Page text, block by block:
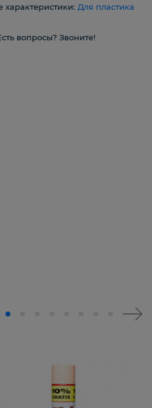
характеристики: Для пластика
вопросы? Звоните!